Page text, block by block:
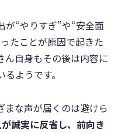
が“やりすぎ”や“安全面
たことが原因で起きた
ん自身もその後は内容に
ようです。
まな声が届くのは避けら
誠実に反省し、前向き